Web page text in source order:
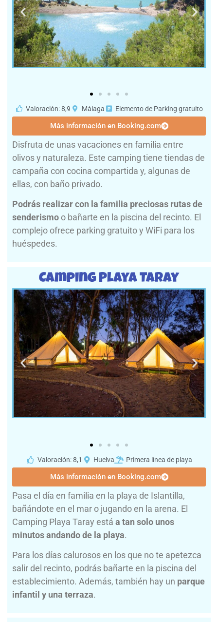
Valoración: 8,9 Málaga Elemento de Parking gratuito
Más información en Booking.com
Disfruta de unas vacaciones en familia entre
olivos y naturaleza. Este camping tiene tiendas de
campaña con cocina compartida y, algunas de
ellas, con baño privado.
Podrás realizar con la familia preciosas rutas de
senderismo o bañarte en la piscina del recinto. El
complejo ofrece parking gratuito y WiFi para los
huéspedes.
Camping Playa Taray
Valoración: 8,1 Huelva Primera línea de playa
Más información en Booking.com
Pasa el día en familia en la playa de Islantilla,
bañándote en el mar o jugando en la arena. El
Camping Playa Taray está a tan solo unos
minutos andando de la playa.
Para los días calurosos en los que no te apetezca
salir del recinto, podrás bañarte en la piscina del
establecimiento. Además, también hay un parque
infantil y una terraza.